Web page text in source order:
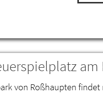
am
von Roßhaupten